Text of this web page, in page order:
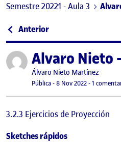
Semestre 20221 - Aula 3
Navegación
Anterior: PAC1-Entrega
Publicado porAlvaro Nieto
Publicado por
Álvaro Nieto Martínez
Visibilidad:
Pública-Fecha de publicación
8 Nov 2022-1
3.2.3 Ejercicios de Proyección
Sketches rápidos